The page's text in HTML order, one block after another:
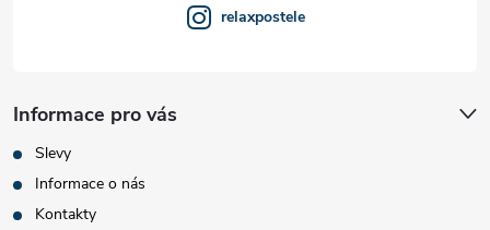
relaxpostele
Informace pro vás
Slevy
Informace o nás
Kontakty